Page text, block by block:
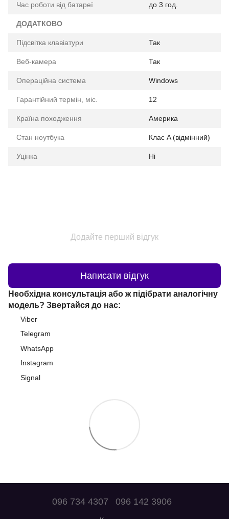
Час роботи від батареї до 3 год.
ДОДАТКОВО
Підсвітка клавіатури Так
Веб-камера Так
Операційна система Windows
Гарантійний термін, міс. 12
Країна походження Америка
Стан ноутбука Клас A (відмінний)
Уцінка Ні
Додайте перший відгук
Написати відгук
Необхідна консультація або ж підібрати аналогічну
модель? Звертайся до нас:
Viber
Telegram
WhatsApp
Instagram
Signal
096 734 4307 096 142 3906